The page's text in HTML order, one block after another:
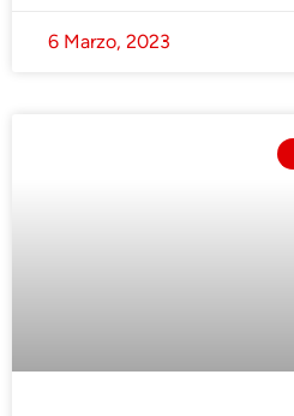
6 Marzo, 2023